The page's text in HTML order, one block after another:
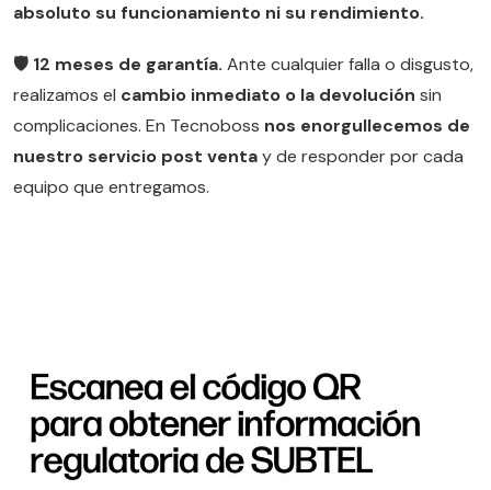
absoluto su funcionamiento ni su rendimiento.
🛡️ 12 meses de garantía. Ante cualquier falla o disgusto,
realizamos el cambio inmediato o la devolución sin
complicaciones. En Tecnoboss nos enorgullecemos de
nuestro servicio post ventay de responder por cada
equipo que entregamos.